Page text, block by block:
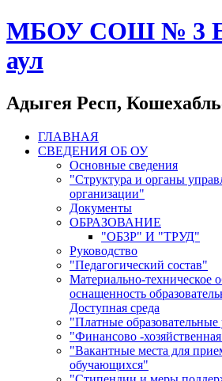
МБОУ СОШ № 3
аул
Адыгея Респ,
ГЛАВНАЯ
СВЕДЕНИЯ ОБ ОУ
Основные сведения
"Структура и органы
организации"
Документы
ОБРАЗОВАНИЕ
"ОБ3Р" И "ТРУД"
Руководство
"Педагогический состав"
Материально-техническое
оснащенность
Доступная среда
"Платные образовательные
"Финансово -хозяйственная
"Вакантные места для
обучающихся"